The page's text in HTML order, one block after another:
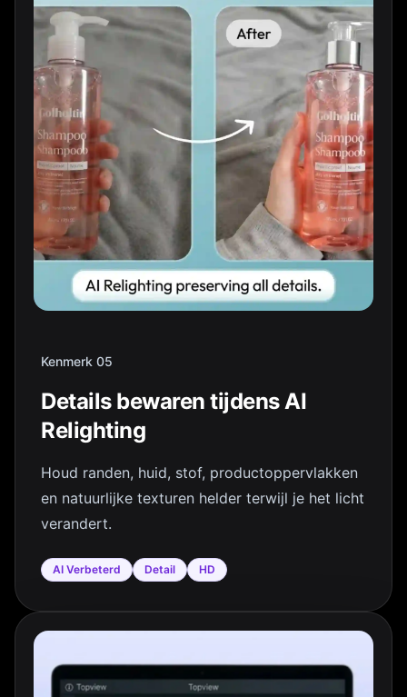
Kenmerk 05
Details bewaren tijdens AI
Relighting
Houd randen, huid, stof, productoppervlakken
en natuurlijke texturen helder terwijl je het licht
verandert.
AI Verbeterd Detail HD